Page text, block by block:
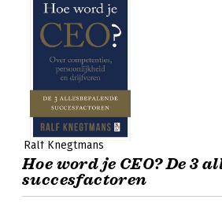
Ralf Knegtmans
Hoe word je CEO? De 3
succesfactoren